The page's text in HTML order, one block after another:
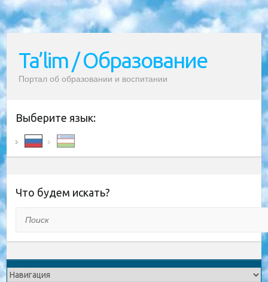
Ta’lim / Образование
Портал об образовании и воспитании
Выберите язык:
Что будем искать?